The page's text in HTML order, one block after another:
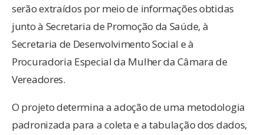
serão extraídos por meio de informações obtidas
junto à Secretaria de Promoção da Saúde, à
Secretaria de Desenvolvimento Social e à
Procuradoria Especial da Mulher da Câmara de
Vereadores.
O projeto determina a adoção de uma metodologia
padronizada para a coleta e a tabulação dos dados,